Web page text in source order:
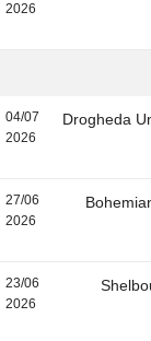
2026
04/07
2026
Drogheda
27/06
2026
23/06
2026